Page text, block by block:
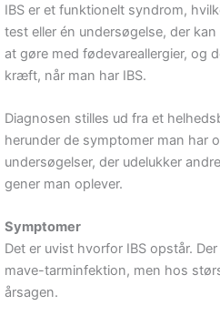
IBS er et funktionelt syndrom,
test eller én undersøgelse, der
at gøre med fødevareallergier, og
kræft, når man har IBS.
Diagnosen stilles ud fra et
herunder de symptomer man har
undersøgelser, der udelukker
gener man oplever.
Symptomer
Det er uvist hvorfor IBS opstår.
mave-tarminfektion, men hos
årsagen.